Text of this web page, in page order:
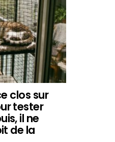
clos sur
tester
il ne
de la